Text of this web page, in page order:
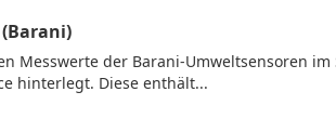
Messwerte der Barani-Umweltsensoren im
hinterlegt. Diese enthält...